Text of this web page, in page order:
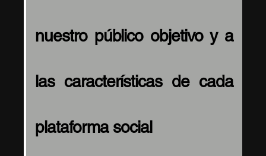
nuestro público objetivo y a
las características de cada
plataforma social